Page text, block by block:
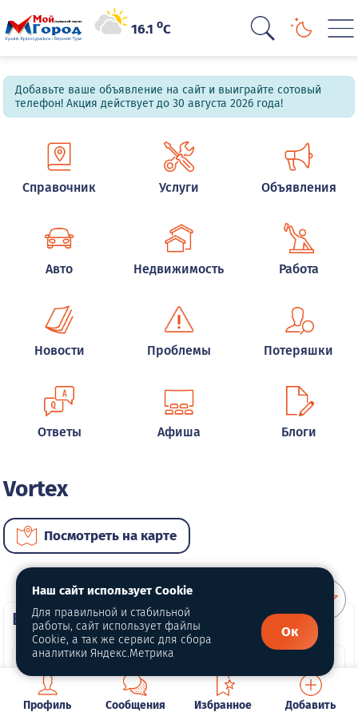
16.1oC
Добавьте ваше объявление на сайт и выиграйте сотовый
телефон! Акция действует до 30 августа 2026 года!
Справочник Услуги Объявления
Авто Недвижимость Работа
Новости Проблемы Потеряшки
Ответы Афиша Блоги
Vortex
Посмотреть на карте
ВИП автомобили
Профиль Сообщения Избранное Добавить
Наш сайт использует Cookie
Для правильной и стабильной
работы, сайт использует файлы
Cookie, а так же сервис для сбора
аналитики Яндекс.Метрика
Ок